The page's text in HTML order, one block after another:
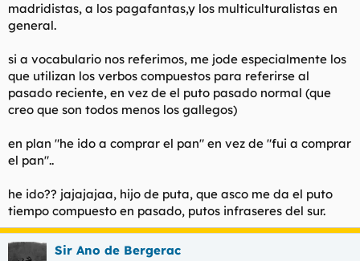
madridistas, a los pagafantas,y los multiculturalistas en
general.
si a vocabulario nos referimos, me jode especialmente los
que utilizan los verbos compuestos para referirse al
pasado reciente, en vez de el puto pasado normal (que
creo que son todos menos los gallegos)
en plan "he ido a comprar el pan" en vez de "fui a comprar
el pan"..
he ido?? jajajajaa, hijo de puta, que asco me da el puto
tiempo compuesto en pasado, putos infraseres del sur.
Sir Ano de Bergerac